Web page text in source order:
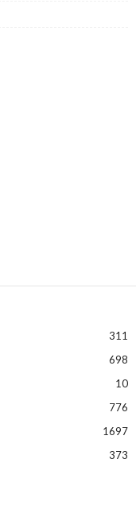
311
698
10
776
1697
373